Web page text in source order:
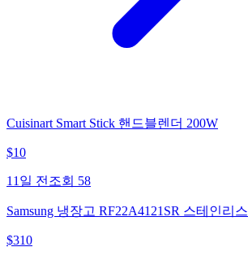
Cuisinart Smart Stick 핸드블렌더 200W
$10
11일 전 조회 58
Samsung 냉장고 RF22A4121SR 스테인리스
$310